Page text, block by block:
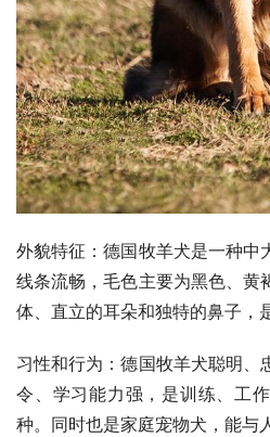
外貌特征：德国牧羊犬是一种中
线条流畅，毛色主要为黑色、黄
体、直立的耳朵和独特的鼻子，
习性和行为：德国牧羊犬聪明、
令、学习能力强，是训练、工
种。同时也是家庭宠物犬，能与